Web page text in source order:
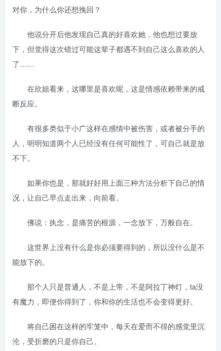
对你，为什么你还想挽回？
他说分开后他发现自己真的好喜欢她，他也想过要放
下，但觉得这次错过可能这辈子都遇不到自己这么喜欢的人
了……
在欣姐看来，这哪里是喜欢呢，这是情感依赖带来的戒
断反应。
有很多类似于小广这样在感情中被伤害，或者被分手的
人，明明知道两个人已经没有任何可能性了，可自己就是放
不下。
如果你也是，那就好好用上面三种方法分析下自己的情
况，让自己早点走出来，向前看。
佛说：执念，是痛苦的根源，一念放下，万般自在。
这世界上没有什么是你必须要得到的，所以没什么是不
能放下的。
那个人只是普通人，不是上帝，不是阿拉丁神灯，ta没
有魔力，即便你得到了，你和你的生活也不会变得更好。
将自己困在这样的牢笼中，每天在爱而不得的感觉里沉
沦，受折磨的只是你自己。